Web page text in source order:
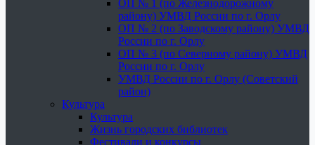
ОП № 1 (по Железнодорожному
району) УМВД России по г. Орлу
ОП № 2 (по Заводскому району) УМВД
России по г. Орлу
ОП № 3 (по Северному району) УМВД
России по г. Орлу
УМВД России по г. Орлу (Советский
район)
Культура
Культура
Жизнь городских библиотек
Фестивали и конкурсы